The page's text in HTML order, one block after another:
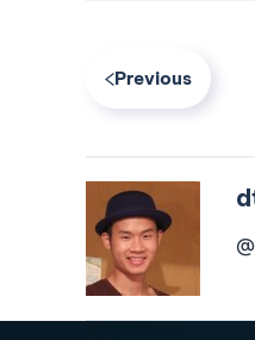
Previous